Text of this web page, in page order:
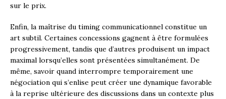
sur le prix.
Enfin, la maîtrise du timing communicationnel constitue un
art subtil. Certaines concessions gagnent à être formulées
progressivement, tandis que d’autres produisent un impact
maximal lorsqu’elles sont présentées simultanément. De
même, savoir quand interrompre temporairement une
négociation qui s’enlise peut créer une dynamique favorable
à la reprise ultérieure des discussions dans un contexte plus